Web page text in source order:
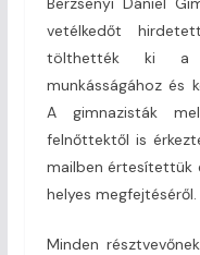
vetélkedőt
tölthették ki a
munkásságához és
A gimnazisták
felnőttektől is
mailben értesítettük
helyes megfejtéséről.
Minden